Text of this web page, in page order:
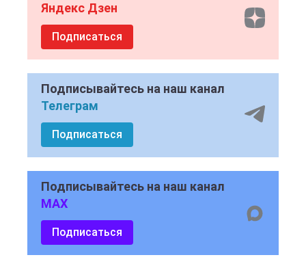
Яндекс Дзен
Подписаться
Подписывайтесь на наш канал
Телеграм
Подписаться
Подписывайтесь на наш канал
MAX
Подписаться